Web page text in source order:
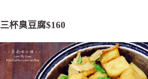
三杯臭豆腐$160